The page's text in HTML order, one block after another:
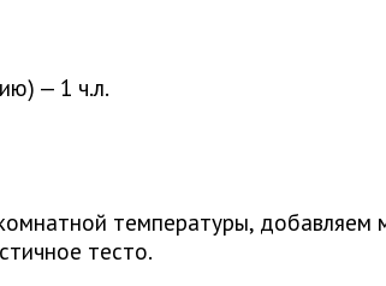
— 1 ч.л.
температуры, добавляем
тесто.